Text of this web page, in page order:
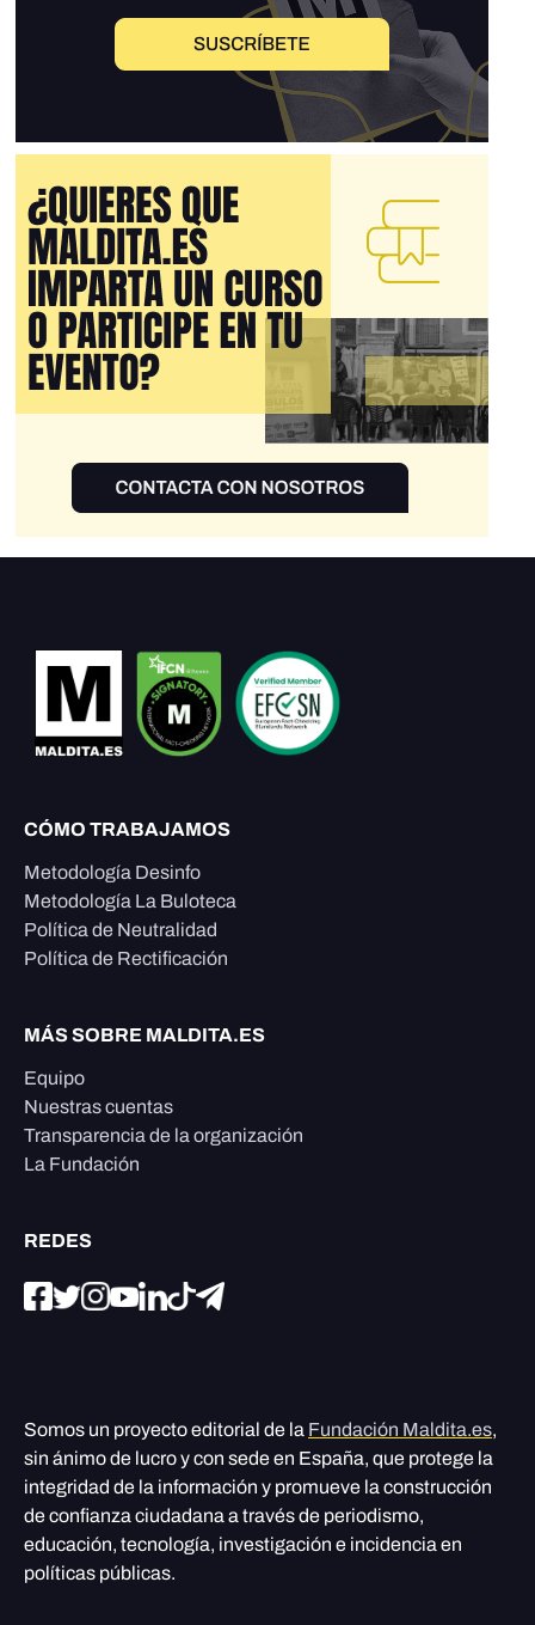
CÓMO TRABAJAMOS
Metodología Desinfo
Metodología La Buloteca
Política de Neutralidad
Política de Rectificación
MÁS SOBRE MALDITA.ES
Equipo
Nuestras cuentas
Transparencia de la organización
La Fundación
REDES
Somos un proyecto editorial de la Fundación Maldita.es,
sin ánimo de lucro y con sede en España, que protege la
integridad de la información y promueve la construcción
de confianza ciudadana a través de periodismo,
educación, tecnología, investigación e incidencia en
políticas públicas.